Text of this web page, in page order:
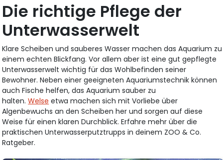
Die richtige Pflege der
Unterwasserwelt
Klare Scheiben und sauberes Wasser machen das Aquarium zu
einem echten Blickfang. Vor allem aber ist eine gut gepflegte
Unterwasserwelt wichtig für das Wohlbefinden seiner
Bewohner. Neben einer geeigneten Aquariumstechnik können
auch Fische helfen, das Aquarium sauber zu
halten.Welse etwa machen sich mit Vorliebe über
Algenbewuchs an den Scheiben her und sorgen auf diese
Weise für einen klaren Durchblick. Erfahre mehr über die
praktischen Unterwasserputztrupps in deinem ZOO & Co.
Ratgeber.